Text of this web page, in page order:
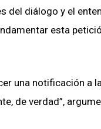
del diálogo y el
esta
una notificación a
de verdad”,